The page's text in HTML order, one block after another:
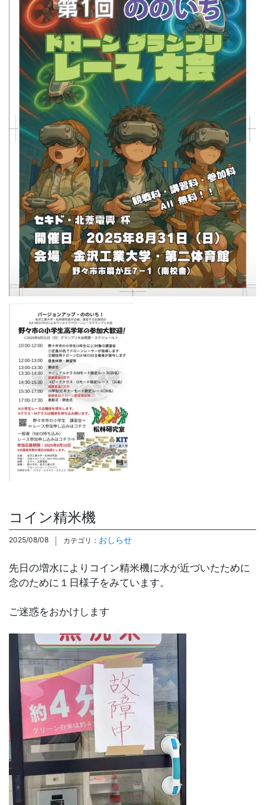
コイン精米機
2025/08/08 カテゴリ： おしらせ
先日の増水によりコイン精米機に水が近づいたために
念のために１日様子をみています。
ご迷惑をおかけします